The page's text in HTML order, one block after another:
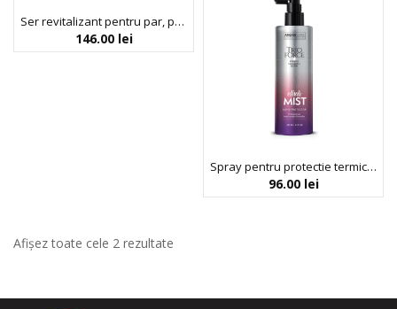
Ser revitalizant pentru par, pentru barbati, Arganicare, 60 ml
146.00 lei
Spray pentru protectie termica, prevenirea ruperii si descurcarea parului, Trio Force Elixir Mist, Arganicare, 200 ml
96.00 lei
Afișez toate cele 2 rezultate